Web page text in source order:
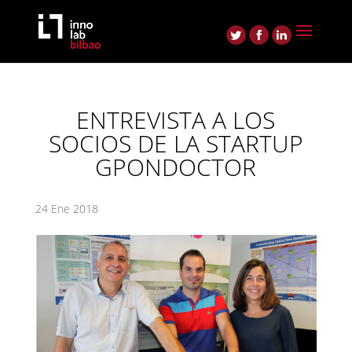
ENTREVISTA A LOS
SOCIOS DE LA STARTUP
GPONDOCTOR
24 Ene 2018